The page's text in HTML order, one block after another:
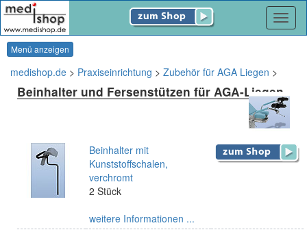
Menü anzeigen
medishop.de > Praxiseinrichtung > Zubehör für AGA Liegen >
Beinhalter und Fersenstützen für AGA-Liegen
Beinhalter mit
Kunststoffschalen,
verchromt
2 Stück
weitere Informationen ...